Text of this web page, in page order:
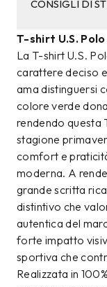
CONSIGLI DI
T-shirt U.S.
La T-shirt U.S.
carattere deciso
ama distinguersi
colore verde
rendendo questa
stagione
comfort e
moderna. A
grande scritta
distintivo che
autentica del
forte impatto
sportiva che
Realizzata in